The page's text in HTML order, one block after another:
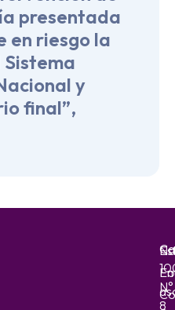
presentada
en riesgo la
y
final”,
N°
8